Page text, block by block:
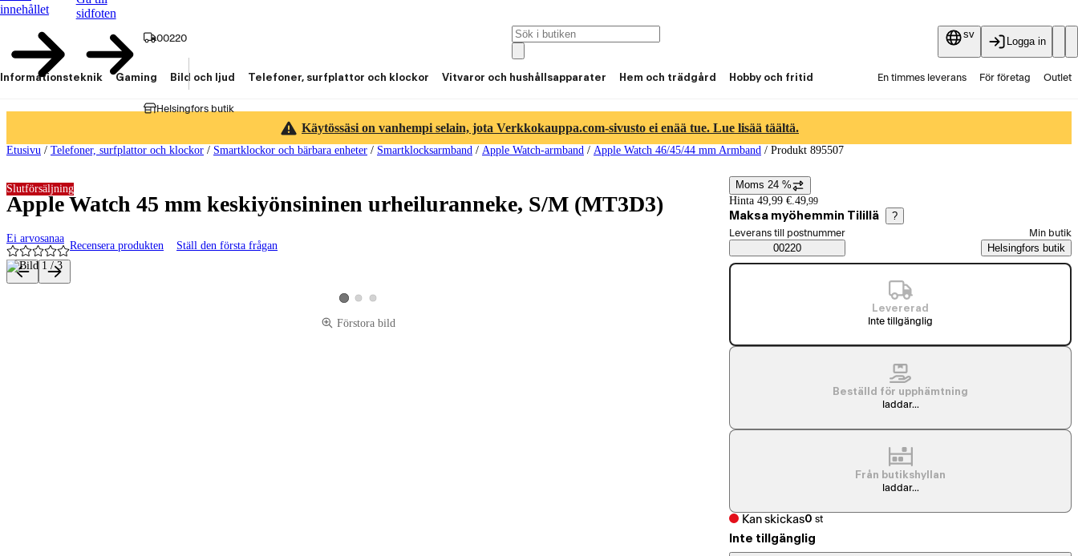
innehållet
sidfoten
00220
Helsingfors butik
sv
Logga in
Informationsteknik Gaming Bild och ljud Telefoner, surfplattor och klockor Vitvaror och hushållsapparater Hem och trädgård Hobby och fritid En timmes leverans För företag Outlet
Käytössäsi on vanhempi selain, jota Verkkokauppa.com-sivusto ei enää tue. Lue lisää täältä.
Etusivu / Telefoner, surfplattor och klockor / Smartklockor och bärbara enheter / Smartklocksarmband / Apple Watch-armband / Apple Watch 46/45/44 mm Armband / Produkt 895507
Apple Watch 45 mm keskiyönsininen urheiluranneke, S/M (MT3D3)
Ei arvosanaa
Recensera produkten Ställ den första frågan
Slutförsäljning
Produktbilder och videor
Visa produktbild 1
Visa produktbild 2
Visa produktbild 3
Förstora bild
Prisinformation
Moms 24 %
Hinta 49,99 €.49,99
Maksa myöhemmin Tilillä ?
Saatavuustiedot
Välj beställningssätt
Leverans till postnummer
00220
Min butik
Helsingfors butik
Levererad
Inte tillgänglig
Beställd för upphämtning
laddar...
Från butikshyllan
laddar...
Kan skickas0 st
Inte tillgänglig